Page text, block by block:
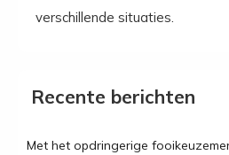
verschillende situaties.
Recente berichten
Met het opdringerige